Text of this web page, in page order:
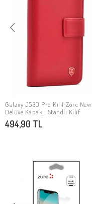
SEPETE EKLE
Galaxy J530 Pro Kılıf Zore New
Delüxe Kapaklı Standlı Kılıf
494,90 TL